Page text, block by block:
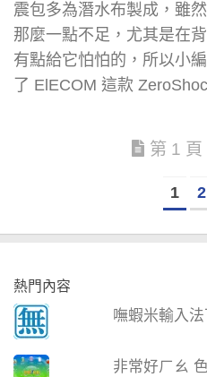
震包多為潛水布製成，雖
那麼一點不足，尤其是在
有點給它怕怕的，所以小
了 ElECOM 這款
第 1 頁
1 2
熱門內容
嘸蝦米輸入
非常好ㄏㄠ